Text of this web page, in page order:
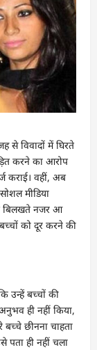
से विवादों में घिरते
करने का आरोप
कराई। वहीं, अब
मीडिया
बिलखते नजर आ
को दूर करने की
उन्हें बच्चों की
ही नहीं किया,
छीनना चाहता
पता ही नहीं चला